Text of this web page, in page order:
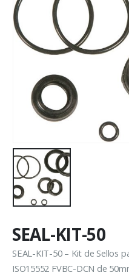
SEAL-KIT-50
SEAL-KIT-50 – Kit de Sellos
ISO15552 FVBC-DCN de